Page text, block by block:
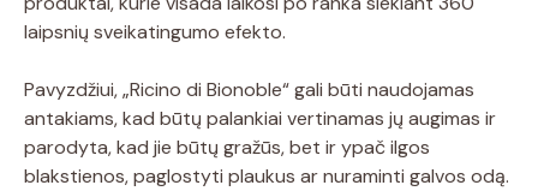
laipsnių sveikatingumo efekto.
Pavyzdžiui, „Ricino di Bionoble“ gali būti naudojamas
antakiams, kad būtų palankiai vertinamas jų augimas ir
parodyta, kad jie būtų gražūs, bet ir ypač ilgos
blakstienos, paglostyti plaukus ar nuraminti galvos odą.